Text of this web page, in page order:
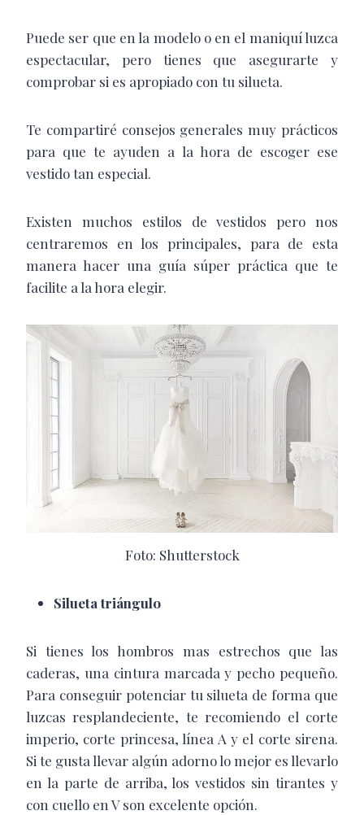
Puede ser que en la modelo o en el maniquí luzca
espectacular, pero tienes que asegurarte y
comprobar si es apropiado con tu silueta.
Te compartiré consejos generales muy prácticos
para que te ayuden a la hora de escoger ese
vestido tan especial.
Existen muchos estilos de vestidos pero nos
centraremos en los principales, para de esta
manera hacer una guía súper práctica que te
facilite a la hora elegir.
Foto: Shutterstock
Silueta triángulo
Si tienes los hombros mas estrechos que las
caderas, una cintura marcada y pecho pequeño.
Para conseguir potenciar tu silueta de forma que
luzcas resplandeciente, te recomiendo el corte
imperio, corte princesa, línea A y el corte sirena.
Si te gusta llevar algún adorno lo mejor es llevarlo
en la parte de arriba, los vestidos sin tirantes y
con cuello en V son excelente opción.